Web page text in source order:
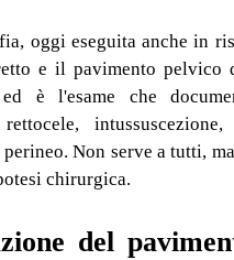
oggi eseguita anche in
e il pavimento pelvico
ed è l'esame che
Non serve a tutti,
chirurgica.
del